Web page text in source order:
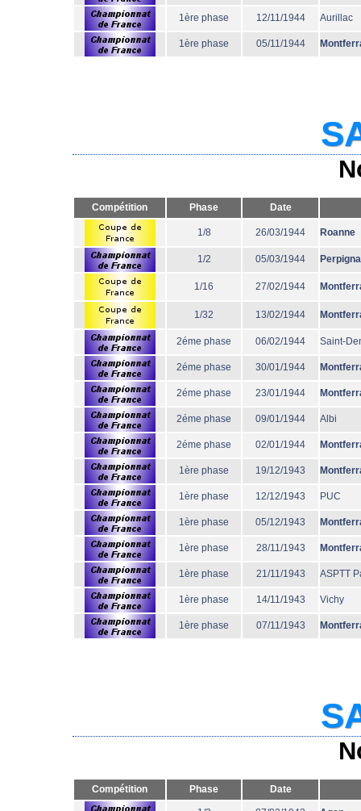
1ère phase 12/11/1944 Aurillac
1ère phase 05/11/1944
Compétition Phase Date
1/8 26/03/1944 Roanne
1/2 05/03/1944
1/16 27/02/1944
1/32 13/02/1944
2éme phase 06/02/1944 Saint-
2éme phase 30/01/1944
2éme phase 23/01/1944
2éme phase 09/01/1944 Albi
2éme phase 02/01/1944
1ère phase 19/12/1943
1ère phase 12/12/1943 PUC
1ère phase 05/12/1943
1ère phase 28/11/1943
1ère phase 21/11/1943 ASPTT
1ère phase 14/11/1943 Vichy
1ère phase 07/11/1943
Compétition Phase Date